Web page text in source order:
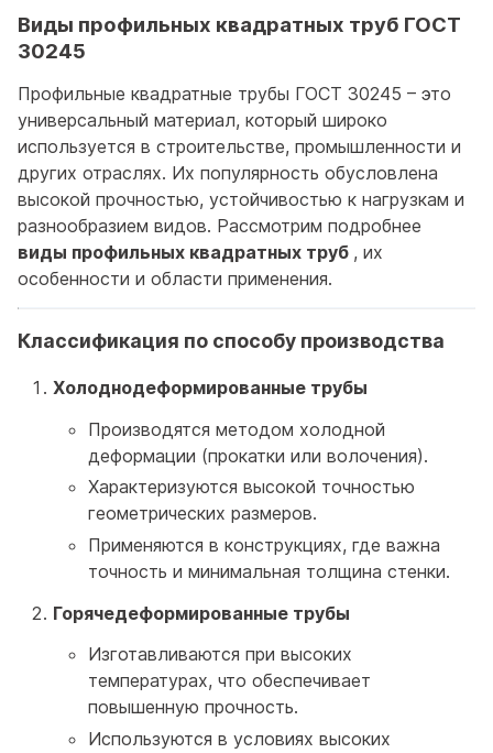
Виды профильных квадратных труб ГОСТ
30245
Профильные квадратные трубы ГОСТ 30245 – это
универсальный материал, который широко
используется в строительстве, промышленности и
других отраслях. Их популярность обусловлена
высокой прочностью, устойчивостью к нагрузкам и
разнообразием видов. Рассмотрим подробнее
виды профильных квадратных труб , их
особенности и области применения.
Классификация по способу производства
Холоднодеформированные трубы
Производятся методом холодной
деформации (прокатки или волочения).
Характеризуются высокой точностью
геометрических размеров.
Применяются в конструкциях, где важна
точность и минимальная толщина стенки.
Горячедеформированные трубы
Изготавливаются при высоких
температурах, что обеспечивает
повышенную прочность.
Используются в условиях высоких